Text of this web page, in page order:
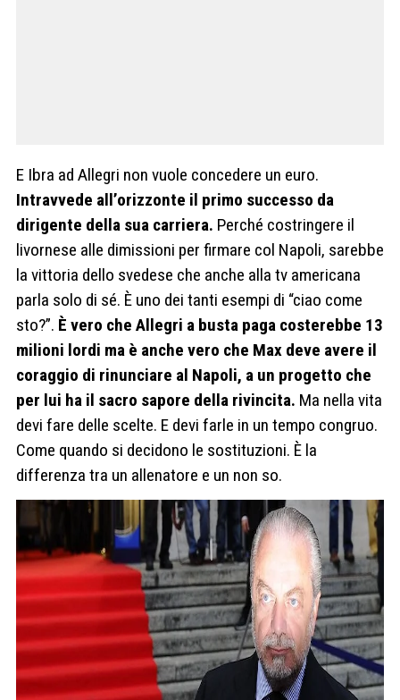
E Ibra ad Allegri non vuole concedere un euro.
Intravvede all’orizzonte il primo successo da
dirigente della sua carriera. Perché costringere il
livornese alle dimissioni per firmare col Napoli, sarebbe
la vittoria dello svedese che anche alla tv americana
parla solo di sé. È uno dei tanti esempi di “ciao come
sto?”. È vero che Allegri a busta paga costerebbe 13
milioni lordi ma è anche vero che Max deve avere il
coraggio di rinunciare al Napoli, a un progetto che
per lui ha il sacro sapore della rivincita. Ma nella vita
devi fare delle scelte. E devi farle in un tempo congruo.
Come quando si decidono le sostituzioni. È la
differenza tra un allenatore e un non so.